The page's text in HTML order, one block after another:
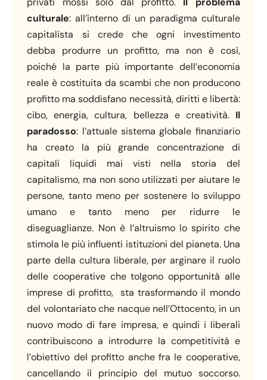
culturale: all’interno di un paradigma culturale
capitalista si crede che ogni investimento
debba produrre un profitto, ma non è così,
poiché la parte più importante dell’economia
reale è costituita da scambi che non producono
profitto ma soddisfano necessità, diritti e libertà:
cibo, energia, cultura, bellezza e creatività. Il
paradosso: l’attuale sistema globale finanziario
ha creato la più grande concentrazione di
capitali liquidi mai visti nella storia del
capitalismo, ma non sono utilizzati per aiutare le
persone, tanto meno per sostenere lo sviluppo
umano e tanto meno per ridurre le
diseguaglianze. Non è l’altruismo lo spirito che
stimola le più influenti istituzioni del pianeta. Una
parte della cultura liberale, per arginare il ruolo
delle cooperative che tolgono opportunità alle
imprese di profitto, sta trasformando il mondo
del volontariato che nacque nell’Ottocento, in un
nuovo modo di fare impresa, e quindi i liberali
contribuiscono a introdurre la competitività e
l’obiettivo del profitto anche fra le cooperative,
cancellando il principio del mutuo soccorso.